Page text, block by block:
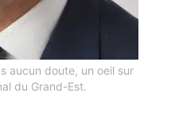
aucun doute, un oeil sur
du Grand-Est.